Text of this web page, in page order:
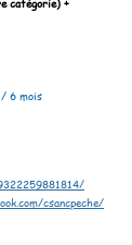
6 mois
csancpeche/